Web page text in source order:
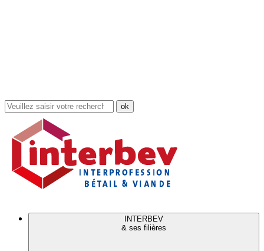
Rechercher
dans
site
INTERBEV
& ses filières